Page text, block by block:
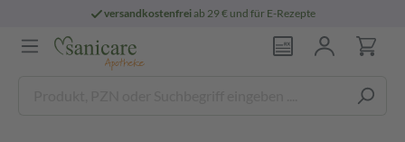
versandkostenfreiab 29 € und für E-Rezepte